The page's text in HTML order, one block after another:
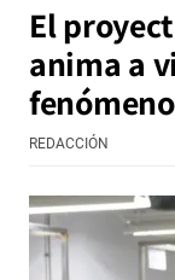
El
anima a
REDACCIÓN